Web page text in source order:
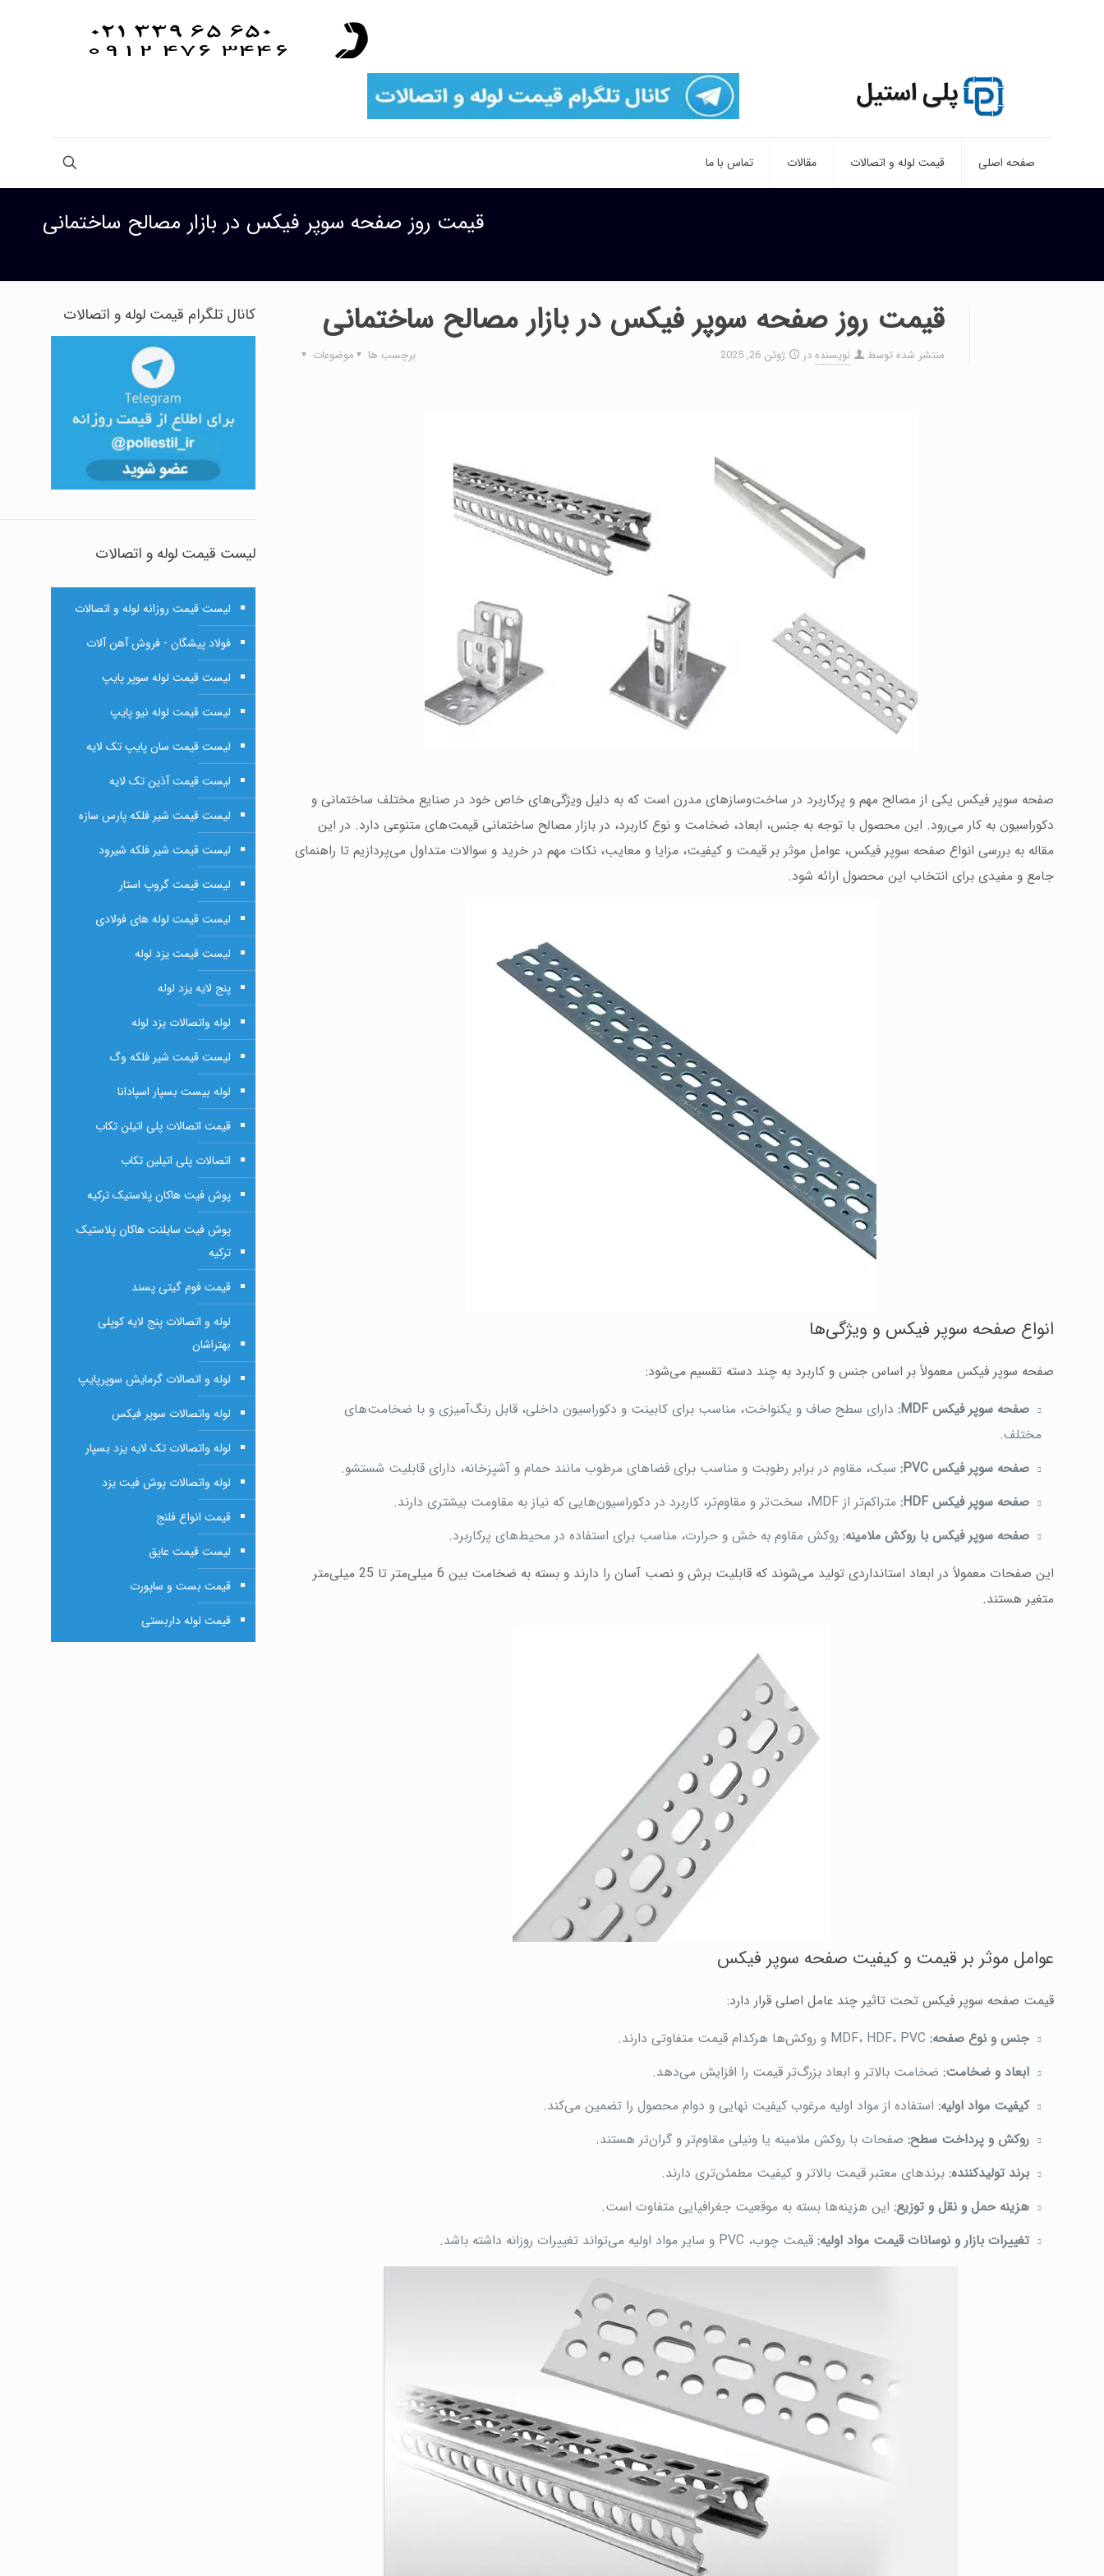
صفحه اصلی قیمت لوله و اتصالات مقالات تماس با ما
قیمت روز صفحه سوپر فیکس در بازار مصالح ساختمانی
قیمت روز صفحه سوپر فیکس در بازار مصالح ساختمانی
منتشر شده توسط نویسندهدر ژوئن 26, 2025 موضوعات برچسب ها
صفحه سوپر فیکس یکی از مصالح مهم و پرکاربرد در ساخت‌وسازهای مدرن است که به دلیل ویژگی‌های خاص خود در صنایع مختلف ساختمانی و
دکوراسیون به کار می‌رود. این محصول با توجه به جنس، ابعاد، ضخامت و نوع کاربرد، در بازار مصالح ساختمانی قیمت‌های متنوعی دارد. در این
مقاله به بررسی انواع صفحه سوپر فیکس، عوامل موثر بر قیمت و کیفیت، مزایا و معایب، نکات مهم در خرید و سوالات متداول می‌پردازیم تا راهنمای
جامع و مفیدی برای انتخاب این محصول ارائه شود.
انواع صفحه سوپر فیکس و ویژگی‌ها
صفحه سوپر فیکس معمولاً بر اساس جنس و کاربرد به چند دسته تقسیم می‌شود:
صفحه سوپر فیکس MDF:
دارای سطح صاف و یکنواخت، مناسب برای کابینت و دکوراسیون داخلی، قابل رنگ‌آمیزی و با ضخامت‌های
مختلف.
صفحه سوپر فیکس PVC:
سبک، مقاوم در برابر رطوبت و مناسب برای فضاهای مرطوب مانند حمام و آشپزخانه، دارای قابلیت شستشو.
صفحه سوپر فیکس HDF:
متراکم‌تر از MDF، سخت‌تر و مقاوم‌تر، کاربرد در دکوراسیون‌هایی که نیاز به مقاومت بیشتری دارند.
صفحه سوپر فیکس با روکش ملامینه: روکش مقاوم به خش و حرارت، مناسب برای استفاده در محیط‌های پرکاربرد.
این صفحات معمولاً در ابعاد استانداردی تولید می‌شوند که قابلیت برش و نصب آسان را دارند و بسته به ضخامت بین 6 میلی‌متر تا 25 میلی‌متر
متغیر هستند.
عوامل موثر بر قیمت و کیفیت صفحه سوپر فیکس
قیمت صفحه سوپر فیکس تحت تاثیر چند عامل اصلی قرار دارد:
جنس و نوع صفحه:
ابعاد و ضخامت: ضخامت بالاتر و ابعاد بزرگ‌تر قیمت را افزایش می‌دهد.
کیفیت مواد اولیه: استفاده از مواد اولیه مرغوب کیفیت نهایی و دوام محصول را تضمین می‌کند.
روکش و پرداخت سطح: صفحات با روکش ملامینه یا ونیلی مقاوم‌تر و گران‌تر هستند.
برند تولیدکننده: برندهای معتبر قیمت بالاتر و کیفیت مطمئن‌تری دارند.
هزینه حمل و نقل و توزیع: این هزینه‌ها بسته به موقعیت جغرافیایی متفاوت است.
تغییرات بازار و نوسانات قیمت مواد اولیه: قیمت چوب، PVC و سایر مواد اولیه می‌تواند تغییرات روزانه داشته باشد.
کانال تلگرام قیمت لوله و اتصالات
لیست قیمت لوله و اتصالات
لیست قیمت روزانه لوله و اتصالات
فولاد پیشگان - فروش آهن آلات
لیست قیمت لوله سوپر پایپ
لیست قیمت لوله نیو پایپ
لیست قیمت سان پایپ تک لایه
لیست قیمت آذین تک لایه
لیست قیمت شیر فلکه پارس سازه
لیست قیمت شیر فلکه شیرود
لیست قیمت گروپ استار
لیست قیمت لوله های فولادی
لیست قیمت یزد لوله
پنج لایه یزد لوله
لوله واتصالات یزد لوله
لیست قیمت شیر فلکه وگ
لوله بیست بسپار اسپادانا
قیمت اتصالات پلی اتیلن تکاب
اتصالات پلی اتیلین تکاب
پوش فیت هاکان پلاستیک ترکیه
پوش فیت سایلنت هاکان پلاستیک
ترکیه
قیمت فوم گیتی پسند
لوله و اتصالات پنج لایه کوپلی
بهتراشان
لوله و اتصالات گرمایش سوپرپایپ
لوله واتصالات سوپر فیکس
لوله واتصالات تک لایه یزد بسپار
لوله واتصالات پوش فیت یزد
قیمت انواع فلنج
لیست قیمت عایق
قیمت بست و ساپورت
قیمت لوله داربستی